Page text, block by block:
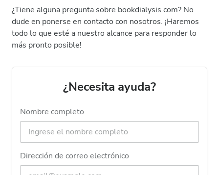
¿Tiene alguna pregunta sobre bookdialysis.com? No
dude en ponerse en contacto con nosotros. ¡Haremos
todo lo que esté a nuestro alcance para responder lo
más pronto posible!
¿Necesita ayuda?
Nombre completo
Dirección de correo electrónico